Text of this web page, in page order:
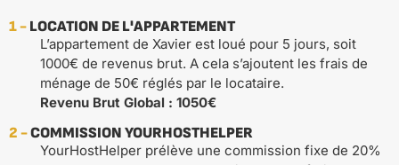
1 - LOCATION DE L'APPARTEMENT
L’appartement de Xavier est loué pour 5 jours, soit
1000€ de revenus brut. A cela s’ajoutent les frais de
ménage de 50€ réglés par le locataire.
Revenu Brut Global : 1050€
2 -COMMISSION YOURHOSTHELPER
YourHostHelper prélève une commission fixe de 20%